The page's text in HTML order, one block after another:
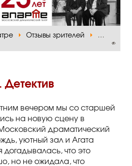
Отзывы зрителей Агата
Детектив
вечером мы со старшей
на новую сцену в
драматический
уютный зал и Агата
догадывалась, что это
но не ожидала, что